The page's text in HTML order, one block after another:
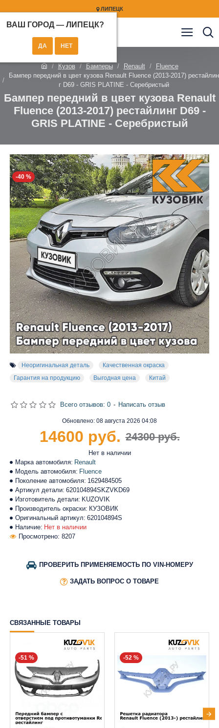
ЛИПЕЦК
ВАШ ГОРОД — ЛИПЕЦК?
Кузов Бамперы Renault
Fluence
Бампер передний в цвет кузова Renault Fluence (2013-2017) рестайлин
г D69 - GRIS PLATINE - Серебристый
Бампер передний в цвет кузова Renault
Fluence (2013-2017) рестайлинг D69 -
GRIS PLATINE - Серебристый
-40 %
Неоригинальная деталь
Качественная окраска
Гарантия на продукцию
Выгодная цена Китай
Наличие: Нет в наличии
Марка автомобиля: Renault
Модель автомобиля: Fluence
Поколение автомобиля: 1629484505
Артикул детали: 620104894SKZVKD69
Изготовитель детали: KUZOVIK
Производитель окраски: КУЗОВИК
Оригинальный артикул: 620104894S
Просмотрено: 8207
Обновлено: 08 августа 2026 04:08
Нет в наличии
Всего отзывов: 0 - Написать отзыв
24300 руб.
14600 руб.
ПРОВЕРИТЬ ПРИМЕНЯЕМОСТЬ ПО VIN-НОМЕРУ
ЗАДАТЬ ВОПРОС О ТОВАРЕ
СВЯЗАННЫЕ ТОВАРЫ
-51 % -52 %